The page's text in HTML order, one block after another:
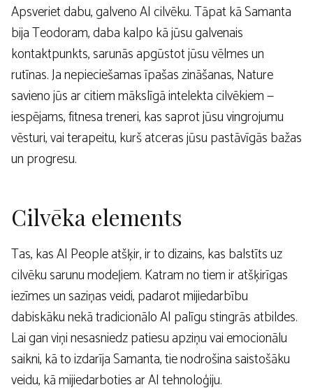
Apsveriet dabu, galveno AI cilvēku. Tāpat kā Samanta
bija Teodoram, daba kalpo kā jūsu galvenais
kontaktpunkts, sarunās apgūstot jūsu vēlmes un
rutīnas. Ja nepieciešamas īpašas zināšanas, Nature
savieno jūs ar citiem mākslīgā intelekta cilvēkiem —
iespējams, fitnesa treneri, kas saprot jūsu vingrojumu
vēsturi, vai terapeitu, kurš atceras jūsu pastāvīgās bažas
un progresu.
Cilvēka elements
Tas, kas AI People atšķir, ir to dizains, kas balstīts uz
cilvēku sarunu modeļiem. Katram no tiem ir atšķirīgas
iezīmes un saziņas veidi, padarot mijiedarbību
dabiskāku nekā tradicionālo AI palīgu stingrās atbildes.
Lai gan viņi nesasniedz patiesu apziņu vai emocionālu
saikni, kā to izdarīja Samanta, tie nodrošina saistošāku
veidu, kā mijiedarboties ar AI tehnoloģiju.